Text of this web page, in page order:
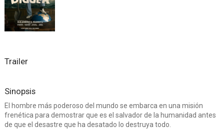
Trailer
Sinopsis
El hombre más poderoso del mundo se embarca en una misión
frenética para demostrar que es el salvador de la humanidad antes
de que el desastre que ha desatado lo destruya todo.